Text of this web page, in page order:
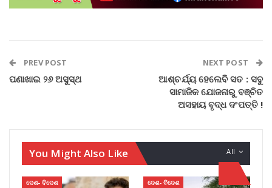
PREV POST
ପଣାଖାଇ ୨୬ ଅସୁସ୍ଥ
NEXT POST
ଆଶ୍ଚର୍ଯ୍ୟ ହେଲେବି ସତ : ସବୁ
ସାମାଜିକ ଯୋଜନାରୁ ବଞ୍ଚିତ
ଅସହାୟ ବୃଦ୍ଧ ଦଂପତ୍ତି !
All
You Might Also Like
ଦେଶ- ବିଦେଶ ଦେଶ- ବିଦେଶ